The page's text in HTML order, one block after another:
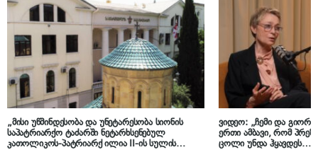
„მისი უწმინდესობა და უნეტარესობა სიონის
საპატრიარქო ტაძარში ნეტარხსენებულ
კათოლიკოს-პატრიარქ ილია II-ის სულის
ვიდეო: „ჩემი და
ერთი ამბავი, რომ
ცოლი უნდა ჰყავდეს…